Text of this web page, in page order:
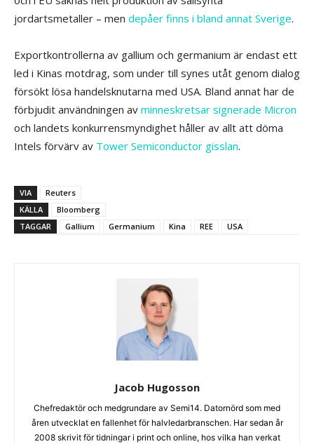
jordartsmetaller – men depåer finns i bland annat Sverige.
Exportkontrollerna av gallium och germanium är endast ett
led i Kinas motdrag, som under till synes utåt genom dialog
försökt lösa handelsknutarna med USA. Bland annat har de
förbjudit användningen av minneskretsar signerade Micron
och landets konkurrensmyndighet håller av allt att döma
Intels förvärv av Tower Semiconductor gisslan.
VIA
Reuters
KÄLLA
Bloomberg
TAGGAR
Gallium Germanium Kina REE USA
Jacob Hugosson
Chefredaktör och medgrundare av Semi14. Datornörd som med
åren utvecklat en fallenhet för halvledarbranschen. Har sedan år
2008 skrivit för tidningar i print och online, hos vilka han verkat